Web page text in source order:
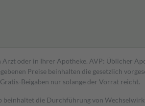
oder in Ihrer Apotheke. AVP: Üblicher
Preise beinhalten die gesetzlich
Beigaben nur solange der Vorrat reicht.
die Durchführung von